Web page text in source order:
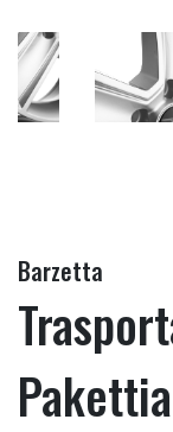
Barzetta